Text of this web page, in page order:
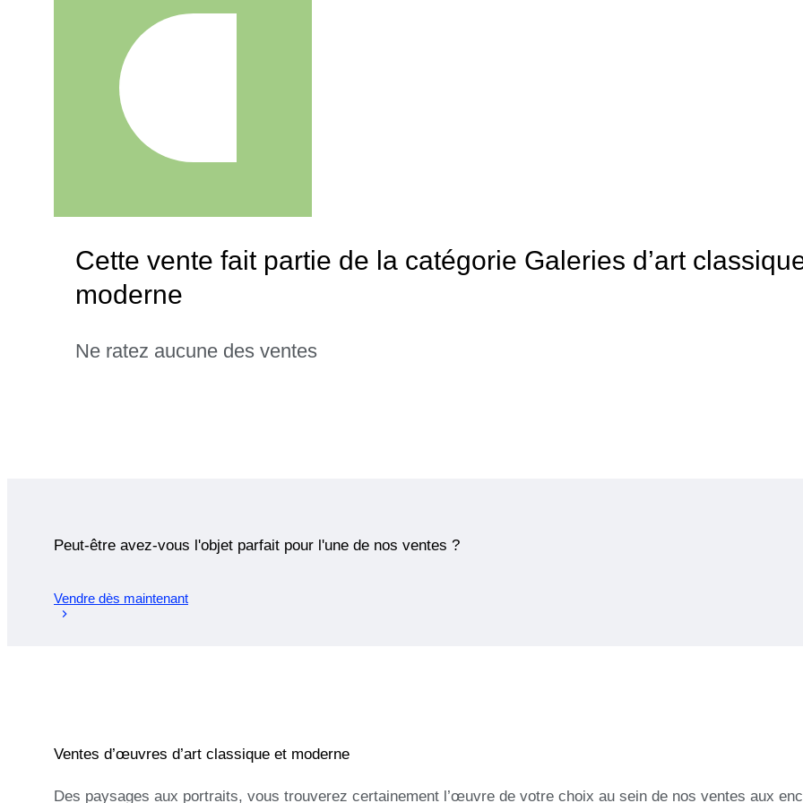
Cette vente fait partie de la catégorie Galeries d’art
moderne
Ne ratez aucune des ventes
Peut-être avez-vous l'objet parfait pour l'une de nos ventes ?
Vendre dès maintenant
Ventes d’œuvres d’art classique et moderne
Des paysages aux portraits, vous trouverez certainement l’œuvre de votre choix au sein de nos ventes aux